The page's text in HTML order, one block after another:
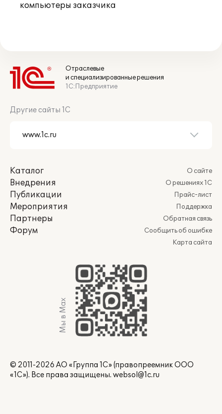
компьютеры заказчика
Отраслевые
и специализированные решения
1С:Предприятие
Другие сайты 1С
Каталог
Внедрения
Публикации
Мероприятия
Партнеры
Форум
О сайте
О решениях 1С
Прайс-лист
Поддержка
Обратная связь
Сообщить об ошибке
Карта сайта
Мы в Max
© 2011-2026 АО «Группа 1С» (правопреемник ООО
«1С»). Все права защищены. websol@1c.ru